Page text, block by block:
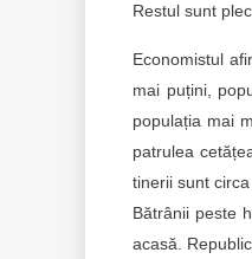
Restul sunt
Economistul
mai puțini,
populația mai
patrulea
tinerii sunt
Bătrânii peste
acasă.